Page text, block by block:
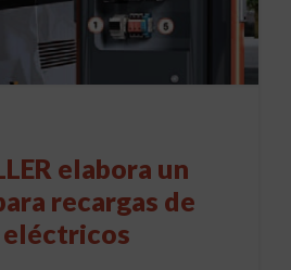
elabora un
recargas de